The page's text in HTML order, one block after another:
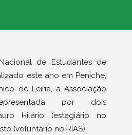
de Estudantes de
este ano em Peniche,
de Leiria, a Associação
por dois
Hilário (estagiário no
(voluntário no RIAS).